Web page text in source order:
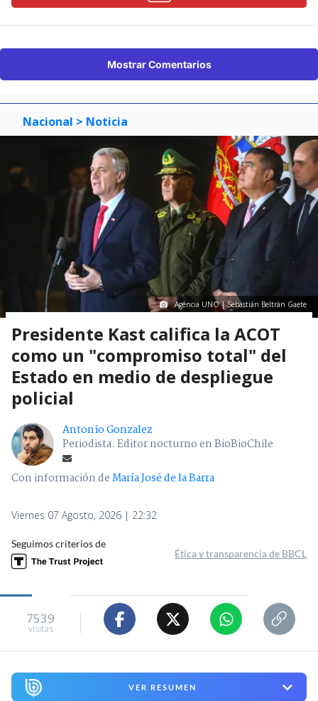
Mostrar Comentarios
Nacional > Noticia
Agencia UNO | Sebastián Beltrán Gaete
Presidente Kast califica la ACOT
como un "compromiso total" del
Estado en medio de despliegue
policial
Antonio Gonzalez
Periodista. Editor nocturno en BioBioChile
Con información deMaría José de la Barra
Viernes 07 Agosto, 2026 | 22:32
Seguimos criterios de
Ética y transparencia de BBCL
7539
visitas
VER RESUMEN